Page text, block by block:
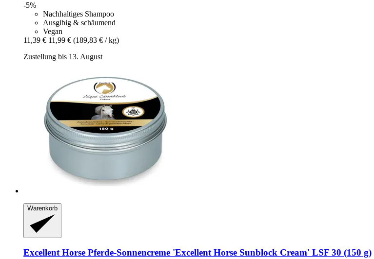
-5%
Nachhaltiges Shampoo
Ausgibig & schäumend
Vegan
11,39 € 11,99 € (189,83 € / kg)
Zustellung bis 13. August
Warenkorb
Excellent Horse Pferde-​Sonnencreme 'Excellent Horse Sunblock Cream' LSF 30 (150 g)